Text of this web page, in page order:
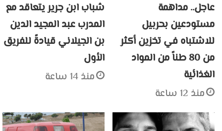
عاجل.. مداهمة
مستودعين بحربيل
للاشتباه في تخزين أكثر
من 80 طناً من المواد
الغذائية
منذ 12 ساعة
شباب ابن جرير يتعاقد مع
المدرب عبد المجيد الدين
بن الجيلاني قيادةً للفريق
الأول
منذ 14 ساعة